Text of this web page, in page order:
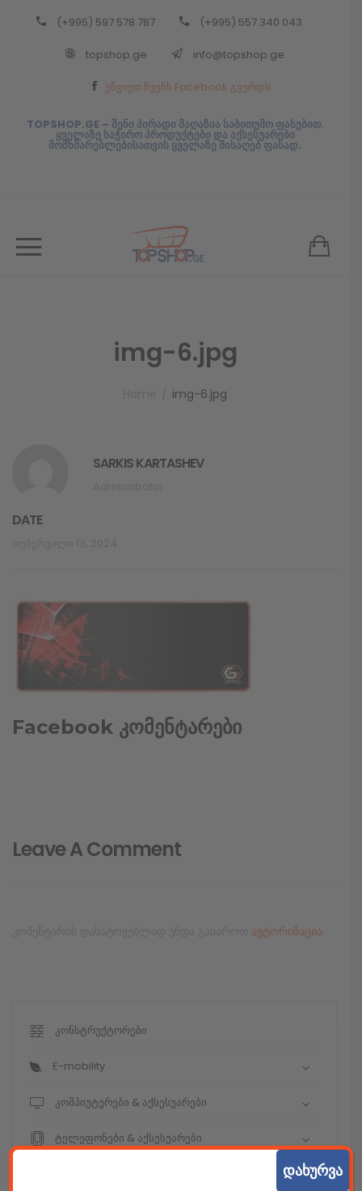
(+995) 597 578 787 (+995) 557 340 043
topshop.ge info@topshop.ge
ეწვიეთ ჩვენს Facebook გვერდს
TOPSHOP.GE – შენი პირადი მაღაზია საბითუმო ფასებით.
ყველაზე საჭირო პროდუქტები და აქსესუარები
მომხმარებლებისათვის ყველაზე მისაღებ ფასად.
img-6.jpg
img-6.jpg
SARKIS KARTASHEV
DATE
Facebook კომენტარები
Leave A Comment
ავტორიზაცია
კონსტრუქტორები
E-mobility
კომპიუტერები & აქსესუარები
ტელეფონები & აქსესუარები
დახურვა
Back